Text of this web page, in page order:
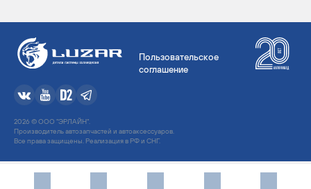
Пользовательское
соглашение
2026 © ООО "ЭРЛАЙН".
Производитель автозапчастей и автоаксессуаров.
Все права защищены. Реализация в РФ и СНГ.